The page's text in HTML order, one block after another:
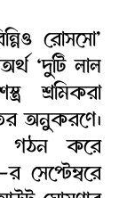
রোসসো’
‘দুটি লাল
শ্রমিকরা
অনুকরণে।
গঠন করে
সেপ্টেম্বরে